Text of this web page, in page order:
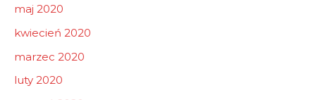
maj 2020
kwiecień 2020
marzec 2020
luty 2020